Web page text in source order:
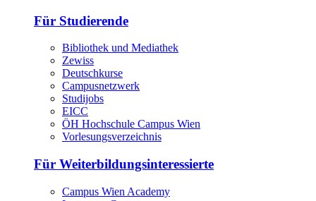
Für Studierende
Bibliothek und Mediathek
Zewiss
Deutschkurse
Campusnetzwerk
Studijobs
EICC
ÖH Hochschule Campus Wien
Vorlesungsverzeichnis
Für Weiterbildungsinteressierte
Campus Wien Academy